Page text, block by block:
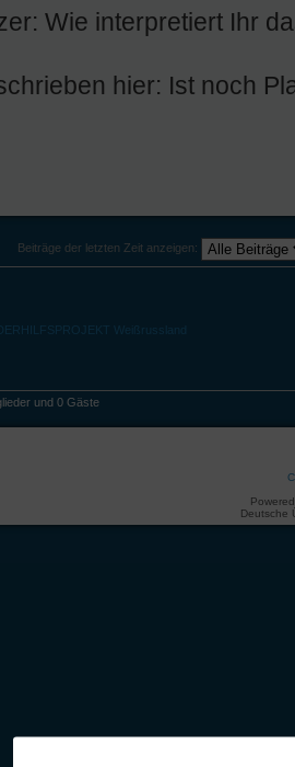
Wie interpretiert Ihr
hier: Ist noch
Beiträge der letzten Zeit anzeigen:
Weißrussland
und 0 Gäste
Deutsche